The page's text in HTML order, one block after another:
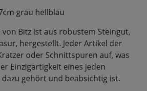
grau hellblau
von Bitz ist aus robustem Steingut,
hergestellt. Jeder Artikel der
oder Schnittspuren auf, was
Einzigartigkeit eines jeden
gehört und beabsichtig ist.